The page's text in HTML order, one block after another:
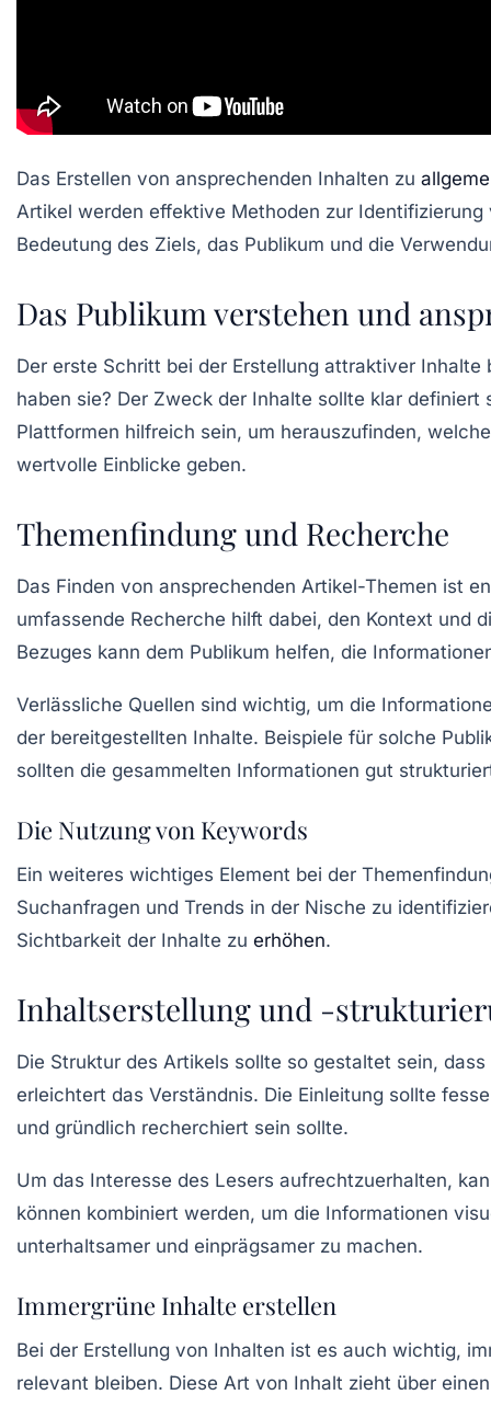
Das Erstellen von ansprechenden Inhalten zu
Artikel werden effektive Methoden zur
Bedeutung des Ziels, das Publikum und die
Das Publikum verstehen und
Der erste Schritt bei der Erstellung attraktiver
haben sie? Der Zweck der Inhalte sollte klar
Plattformen hilfreich sein, um herauszufinden,
wertvolle Einblicke geben.
Themenfindung und Recherche
Das Finden von ansprechenden Artikel-Themen ist
umfassende Recherche hilft dabei, den Kontext und
Bezuges kann dem Publikum helfen, die
Verlässliche Quellen sind wichtig, um die
der bereitgestellten Inhalte. Beispiele für solche
sollten die gesammelten Informationen gut
Die Nutzung von Keywords
Ein weiteres wichtiges Element bei der
Suchanfragen und Trends in der Nische zu
Sichtbarkeit der Inhalte zu erhöhen.
Inhaltserstellung und -
Die Struktur des Artikels sollte so gestaltet sein,
erleichtert das Verständnis. Die Einleitung sollte
und gründlich recherchiert sein sollte.
Um das Interesse des Lesers aufrechtzuerhalten,
können kombiniert werden, um die Informationen
unterhaltsamer und einprägsamer zu machen.
Immergrüne Inhalte erstellen
Bei der Erstellung von Inhalten ist es auch wichtig,
relevant bleiben. Diese Art von Inhalt zieht über